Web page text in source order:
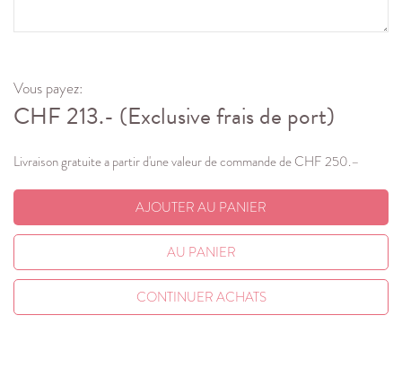
Vous payez:
CHF 213.- (Exclusive frais de port)
Livraison gratuite a partir d'une valeur de commande de CHF 250.–
AJOUTER AU PANIER
AU PANIER
CONTINUER ACHATS